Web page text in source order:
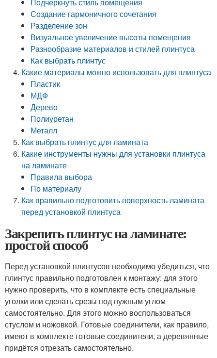
Создание гармоничного сочетания
Разделение зон
Визуальное увеличение высоты помещения
Разнообразие материалов и стилей плинтуса
Как выбрать плинтус
Какие материалы можно использовать для плинтуса
Пластик
МДФ
Дерево
Полиуретан
Металл
Как выбрать плинтус для ламината
Какие инструменты нужны для установки плинтуса
на ламинате
Правила выбора
По материалу
Как правильно подготовить поверхность ламината
перед установкой плинтуса
Закрепить плинтус на ламинате:
простой способ
Перед установкой плинтусов необходимо убедиться, что
плинтус правильно подготовлен к монтажу: для этого
нужно проверить, что в комплекте есть специальные
уголки или сделать срезы под нужным углом
самостоятельно. Для этого можно воспользоваться
стуслом и ножовкой. Готовые соединители, как правило,
имеют в комплекте готовые соединители, а деревянные
придётся отрезать самостоятельно.